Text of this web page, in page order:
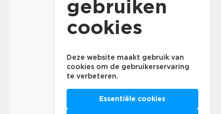
gebruiken
cookies
Deze website maakt gebruik van
cookies om de gebruikerservaring
te verbeteren.
Essentiële cookies